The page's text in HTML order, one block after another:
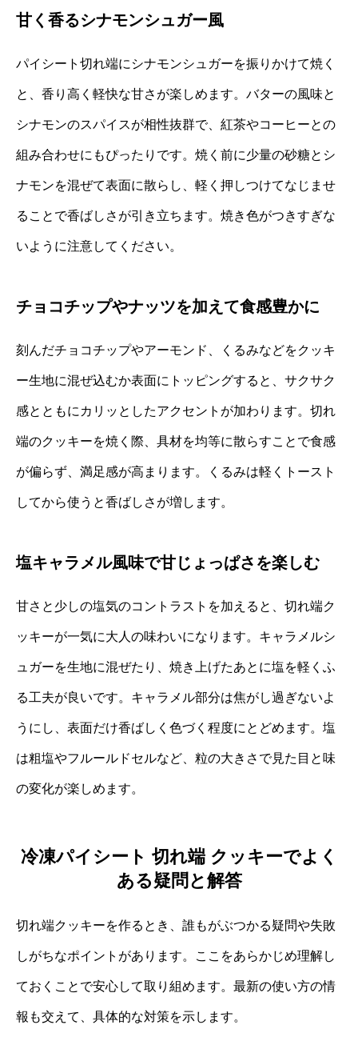
甘く香るシナモンシュガー風
パイシート切れ端にシナモンシュガーを振りかけて焼く
と、香り高く軽快な甘さが楽しめます。バターの風味と
シナモンのスパイスが相性抜群で、紅茶やコーヒーとの
組み合わせにもぴったりです。焼く前に少量の砂糖とシ
ナモンを混ぜて表面に散らし、軽く押しつけてなじませ
ることで香ばしさが引き立ちます。焼き色がつきすぎな
いように注意してください。
チョコチップやナッツを加えて食感豊かに
刻んだチョコチップやアーモンド、くるみなどをクッキ
ー生地に混ぜ込むか表面にトッピングすると、サクサク
感とともにカリッとしたアクセントが加わります。切れ
端のクッキーを焼く際、具材を均等に散らすことで食感
が偏らず、満足感が高まります。くるみは軽くトースト
してから使うと香ばしさが増します。
塩キャラメル風味で甘じょっぱさを楽しむ
甘さと少しの塩気のコントラストを加えると、切れ端ク
ッキーが一気に大人の味わいになります。キャラメルシ
ュガーを生地に混ぜたり、焼き上げたあとに塩を軽くふ
る工夫が良いです。キャラメル部分は焦がし過ぎないよ
うにし、表面だけ香ばしく色づく程度にとどめます。塩
は粗塩やフルールドセルなど、粒の大きさで見た目と味
の変化が楽しめます。
冷凍パイシート 切れ端 クッキーでよく
ある疑問と解答
切れ端クッキーを作るとき、誰もがぶつかる疑問や失敗
しがちなポイントがあります。ここをあらかじめ理解し
ておくことで安心して取り組めます。最新の使い方の情
報も交えて、具体的な対策を示します。